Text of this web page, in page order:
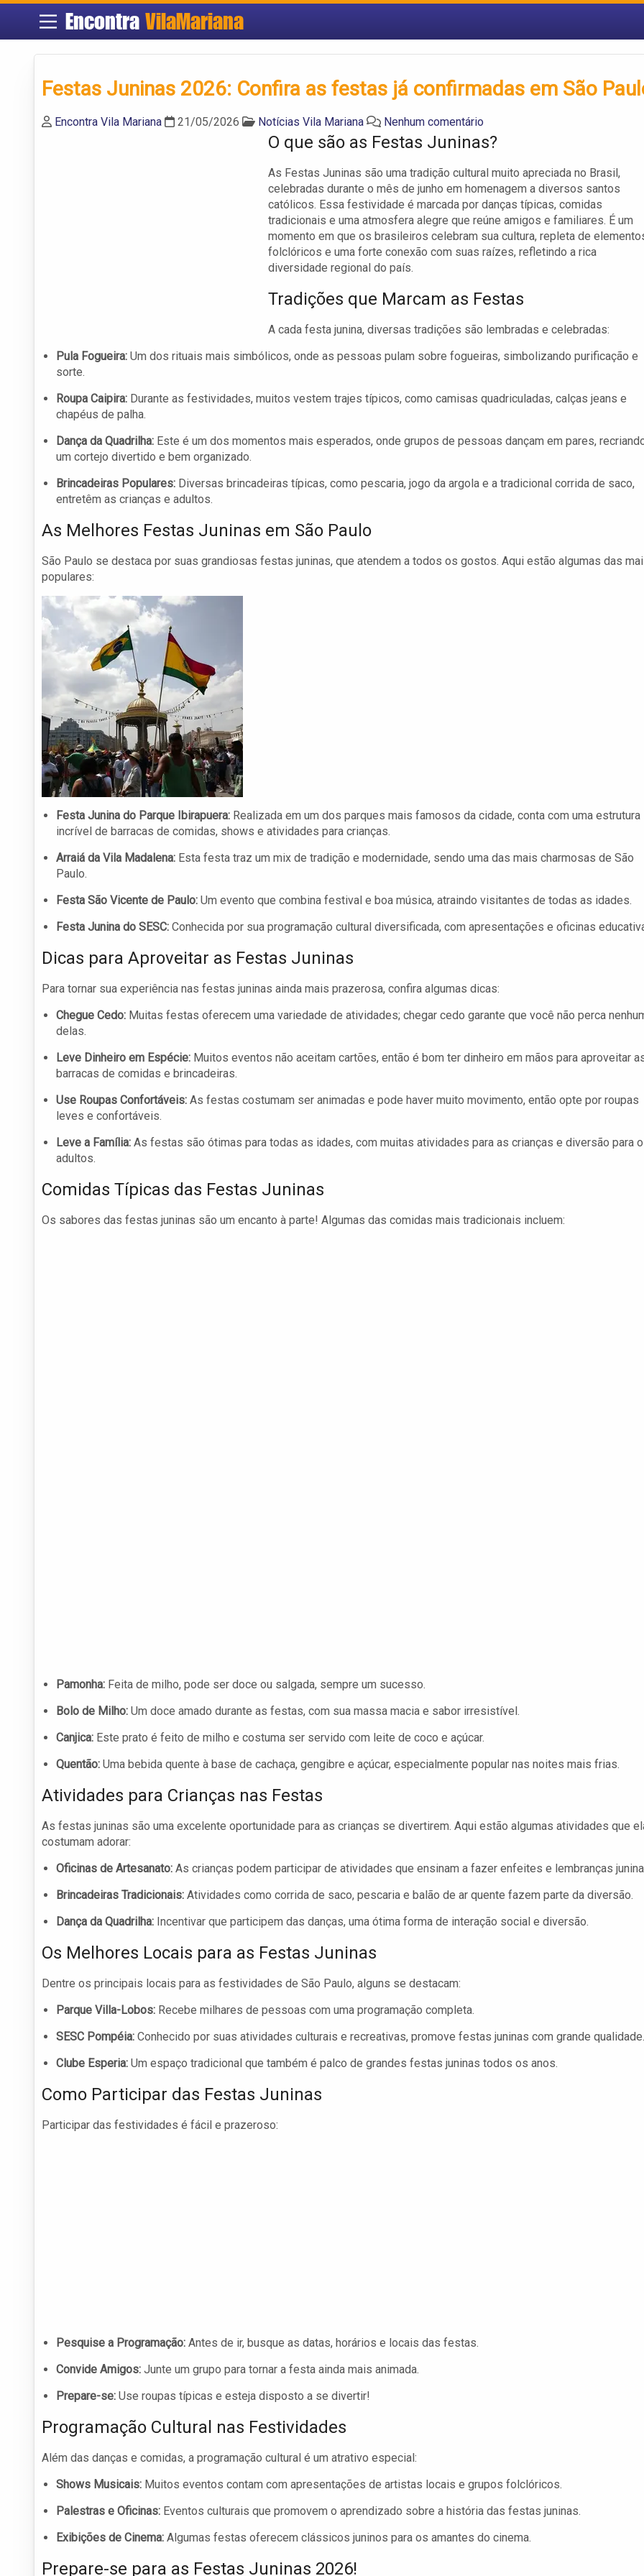
Encontra VilaMariana
Festas Juninas 2026: Confira as festas já confirmadas em São
Encontra Vila Mariana 21/05/2026 Notícias Vila Mariana Nenhum comentário
O que são as Festas Juninas?
As Festas Juninas são uma tradição cultural muito apreciada no Brasil,
celebradas durante o mês de junho em homenagem a diversos santos
católicos. Essa festividade é marcada por danças típicas, comidas
tradicionais e uma atmosfera alegre que reúne amigos e familiares. É um
momento em que os brasileiros celebram sua cultura, repleta de
folclóricos e uma forte conexão com suas raízes, refletindo a rica
diversidade regional do país.
Tradições que Marcam as Festas
A cada festa junina, diversas tradições são lembradas e celebradas:
Pula Fogueira: Um dos rituais mais simbólicos, onde as pessoas pulam sobre fogueiras, simbolizando purificação e
sorte.
Roupa Caipira: Durante as festividades, muitos vestem trajes típicos, como camisas quadriculadas, calças jeans e
chapéus de palha.
Dança da Quadrilha: Este é um dos momentos mais esperados, onde grupos de pessoas dançam em pares,
um cortejo divertido e bem organizado.
Brincadeiras Populares: Diversas brincadeiras típicas, como pescaria, jogo da argola e a tradicional corrida de saco,
entretêm as crianças e adultos.
As Melhores Festas Juninas em São Paulo
São Paulo se destaca por suas grandiosas festas juninas, que atendem a todos os gostos. Aqui estão algumas das
populares:
Festa Junina do Parque Ibirapuera: Realizada em um dos parques mais famosos da cidade, conta com uma estrutura
incrível de barracas de comidas, shows e atividades para crianças.
Arraiá da Vila Madalena: Esta festa traz um mix de tradição e modernidade, sendo uma das mais charmosas de São
Paulo.
Festa São Vicente de Paulo: Um evento que combina festival e boa música, atraindo visitantes de todas as idades.
Festa Junina do SESC: Conhecida por sua programação cultural diversificada, com apresentações e oficinas
Dicas para Aproveitar as Festas Juninas
Para tornar sua experiência nas festas juninas ainda mais prazerosa, confira algumas dicas:
Chegue Cedo: Muitas festas oferecem uma variedade de atividades; chegar cedo garante que você não perca
delas.
Leve Dinheiro em Espécie: Muitos eventos não aceitam cartões, então é bom ter dinheiro em mãos para aproveitar
barracas de comidas e brincadeiras.
Use Roupas Confortáveis: As festas costumam ser animadas e pode haver muito movimento, então opte por roupas
leves e confortáveis.
Leve a Família: As festas são ótimas para todas as idades, com muitas atividades para as crianças e diversão para
adultos.
Comidas Típicas das Festas Juninas
Os sabores das festas juninas são um encanto à parte! Algumas das comidas mais tradicionais incluem:
Pamonha: Feita de milho, pode ser doce ou salgada, sempre um sucesso.
Bolo de Milho: Um doce amado durante as festas, com sua massa macia e sabor irresistível.
Canjica: Este prato é feito de milho e costuma ser servido com leite de coco e açúcar.
Quentão: Uma bebida quente à base de cachaça, gengibre e açúcar, especialmente popular nas noites mais frias.
Atividades para Crianças nas Festas
As festas juninas são uma excelente oportunidade para as crianças se divertirem. Aqui estão algumas atividades que
costumam adorar:
Oficinas de Artesanato: As crianças podem participar de atividades que ensinam a fazer enfeites e lembranças
Brincadeiras Tradicionais: Atividades como corrida de saco, pescaria e balão de ar quente fazem parte da diversão.
Dança da Quadrilha: Incentivar que participem das danças, uma ótima forma de interação social e diversão.
Os Melhores Locais para as Festas Juninas
Dentre os principais locais para as festividades de São Paulo, alguns se destacam:
Parque Villa-Lobos: Recebe milhares de pessoas com uma programação completa.
SESC Pompéia: Conhecido por suas atividades culturais e recreativas, promove festas juninas com grande qualidade.
Clube Esperia: Um espaço tradicional que também é palco de grandes festas juninas todos os anos.
Como Participar das Festas Juninas
Participar das festividades é fácil e prazeroso:
Pesquise a Programação: Antes de ir, busque as datas, horários e locais das festas.
Convide Amigos: Junte um grupo para tornar a festa ainda mais animada.
Prepare-se: Use roupas típicas e esteja disposto a se divertir!
Programação Cultural nas Festividades
Além das danças e comidas, a programação cultural é um atrativo especial:
Shows Musicais: Muitos eventos contam com apresentações de artistas locais e grupos folclóricos.
Palestras e Oficinas: Eventos culturais que promovem o aprendizado sobre a história das festas juninas.
Exibições de Cinema: Algumas festas oferecem clássicos juninos para os amantes do cinema.
Prepare-se para as Festas Juninas 2026!